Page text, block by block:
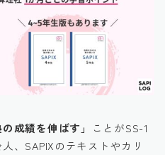
成績を伸ばす」
ことがSS-1
、SAPIXのテキストやカリ